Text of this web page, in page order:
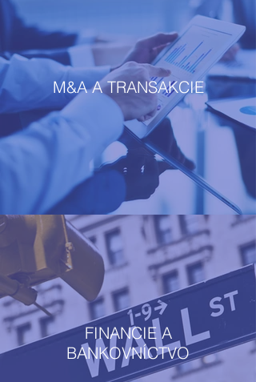
M&A A TRANSAKCIE
FINANCIE A
BANKOVNÍCTVO